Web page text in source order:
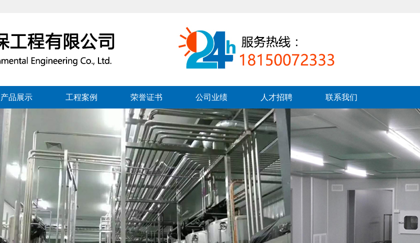
产品展示 工程案例 荣誉证书 公司业绩 人才招聘 联系我们